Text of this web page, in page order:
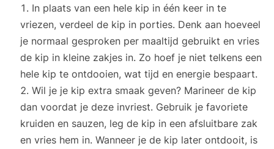
In plaats van een hele kip in één keer in te
vriezen, verdeel de kip in porties. Denk aan hoeveel
je normaal gesproken per maaltijd gebruikt en vries
de kip in kleine zakjes in. Zo hoef je niet telkens een
hele kip te ontdooien, wat tijd en energie bespaart.
Wil je je kip extra smaak geven? Marineer de kip
dan voordat je deze invriest. Gebruik je favoriete
kruiden en sauzen, leg de kip in een afsluitbare zak
en vries hem in. Wanneer je de kip later ontdooit, is